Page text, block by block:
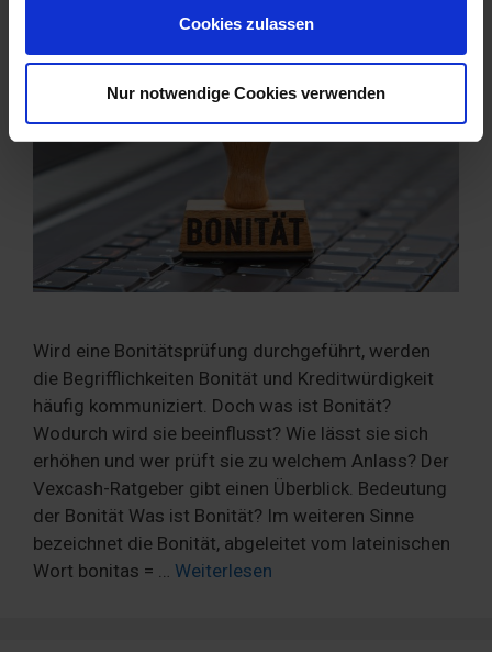
personalisieren, Funktionen für soziale Medien anbieten
zu können und die Zugriffe auf unsere Website zu
analysieren. Außerdem geben wir Informationen zu Ihrer
Verwendung unserer Website an unsere Partner für
soziale Medien, Werbung und Analysen weiter. Unsere
Partner führen diese Informationen möglicherweise mit
weiteren Daten zusammen, die Sie ihnen bereitgestellt
haben oder die sie im Rahmen Ihrer Nutzung der Dienste
gesammelt haben. Sie geben Einwilligung zu unseren
Cookies zulassen
Nur notwendige Cookies verwenden
Wird eine Bonitätsprüfung durchgeführt, werden
die Begrifflichkeiten Bonität und Kreditwürdigkeit
häufig kommuniziert. Doch was ist Bonität?
Wodurch wird sie beeinflusst? Wie lässt sie sich
erhöhen und wer prüft sie zu welchem Anlass? Der
Vexcash-Ratgeber gibt einen Überblick. Bedeutung
der Bonität Was ist Bonität? Im weiteren Sinne
bezeichnet die Bonität, abgeleitet vom lateinischen
Wort bonitas = … Weiterlesen